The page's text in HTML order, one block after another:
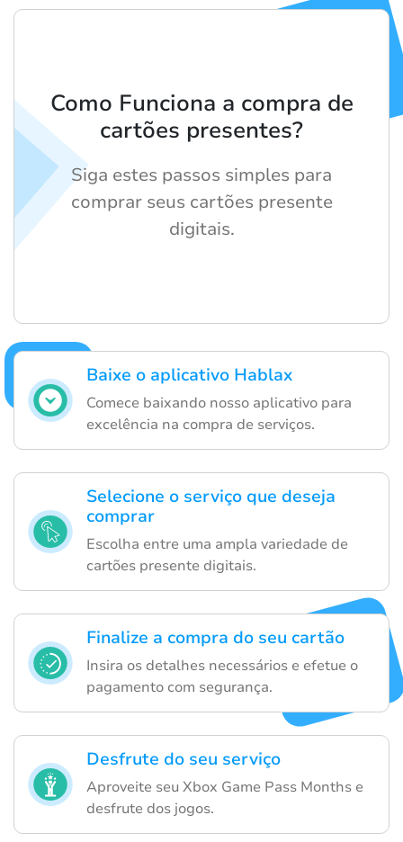
Baixe o aplicativo Hablax
Comece baixando nosso aplicativo para
excelência na compra de serviços.
Selecione o serviço que deseja
comprar
Escolha entre uma ampla variedade de
cartões presente digitais.
Finalize a compra do seu cartão
Insira os detalhes necessários e efetue o
pagamento com segurança.
Desfrute do seu serviço
Aproveite seu Xbox Game Pass Months e
desfrute dos jogos.
Como Funciona a compra de
cartões presentes?
Siga estes passos simples para
comprar seus cartões presente
digitais.